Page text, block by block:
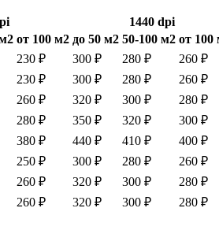
1440 dpi
от 100 м2 до 50 м2 50-100 м2 от 100
230 ₽ 300 ₽ 280 ₽
260 ₽
230 ₽ 300 ₽ 280 ₽
260 ₽
260 ₽ 320 ₽ 300 ₽
280 ₽
280 ₽ 350 ₽ 320 ₽
300 ₽
380 ₽ 440 ₽ 410 ₽
400 ₽
250 ₽ 300 ₽ 280 ₽
260 ₽
260 ₽ 320 ₽ 300 ₽
280 ₽
260 ₽ 320 ₽ 300 ₽ 280 ₽